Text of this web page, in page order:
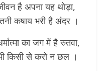
है अपना यह थोड़ा,
कषाय भरी है अंदर ।
का जग में है रुतवा,
किसी से करो न छल ।